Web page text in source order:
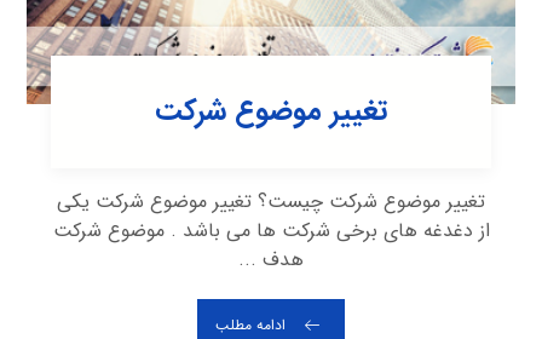
تغییر موضوع شرکت
تغییر موضوع شرکت چیست؟ تغییر موضوع شرکت یکی
از دغدغه های برخی شرکت ها می باشد . موضوع شرکت
هدف ...
ادامه مطلب